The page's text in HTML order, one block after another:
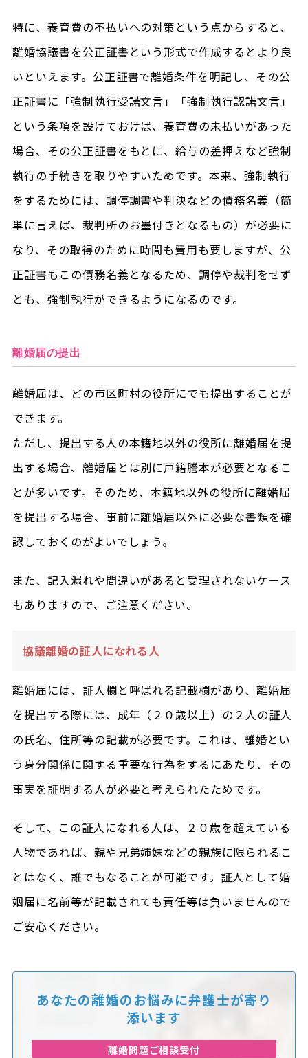
特に、養育費の不払いへの対策という点からすると、
離婚協議書を公正証書という形式で作成するとより良
いといえます。公正証書で離婚条件を明記し、その公
正証書に「強制執行受諾文言」「強制執行認諾文言」
という条項を設けておけば、養育費の未払いがあった
場合、その公正証書をもとに、給与の差押えなど強制
執行の手続きを取りやすいためです。本来、強制執行
をするためには、調停調書や判決などの債務名義（簡
単に言えば、裁判所のお墨付きとなるもの）が必要に
なり、その取得のために時間も費用も要しますが、公
正証書もこの債務名義となるため、調停や裁判をせず
とも、強制執行ができるようになるのです。
離婚届の提出
離婚届は、どの市区町村の役所にでも提出することが
できます。
ただし、提出する人の本籍地以外の役所に離婚届を提
出する場合、離婚届とは別に戸籍謄本が必要となるこ
とが多いです。そのため、本籍地以外の役所に離婚届
を提出する場合、事前に離婚届以外に必要な書類を確
認しておくのがよいでしょう。
また、記入漏れや間違いがあると受理されないケース
もありますので、ご注意ください。
協議離婚の証人になれる人
離婚届には、証人欄と呼ばれる記載欄があり、離婚届
を提出する際には、成年（２０歳以上）の２人の証人
の氏名、住所等の記載が必要です。これは、離婚とい
う身分関係に関する重要な行為をするにあたり、その
事実を証明する人が必要と考えられたためです。
そして、この証人になれる人は、２０歳を超えている
人物であれば、親や兄弟姉妹などの親族に限られるこ
とはなく、誰でもなることが可能です。証人として婚
姻届に名前等が記載されても責任等は負いませんので
ご安心ください。
あなたの離婚のお悩みに弁護士が寄り
添います
離婚問題ご相談受付